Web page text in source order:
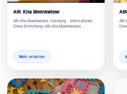
AfK Kita Meenkwiese
AfK Kita Meenkwiese, Hamburg - Informationen
Diese Einrichtung (AfK Kita Meenkwiese) …
Mehr erfahren
AfK